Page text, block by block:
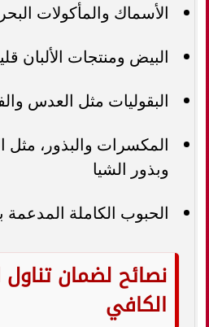
الأسماك والمأكولات
البيض ومنتجات الألبان
البقوليات مثل العدس
المكسرات والبذور، مثل
وبذور الشيا
الحبوب الكاملة المدعمة
نصائح لضمان تناول
الكافي